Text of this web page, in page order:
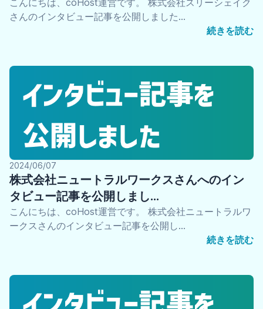
こんにちは、coHost運営です。 株式会社スリーシェイク
さんのインタビュー記事を公開しました…
続きを読む
2024/06/07
株式会社ニュートラルワークスさんへのイン
タビュー記事を公開しまし…
こんにちは、coHost運営です。 株式会社ニュートラルワ
ークスさんのインタビュー記事を公開し…
続きを読む